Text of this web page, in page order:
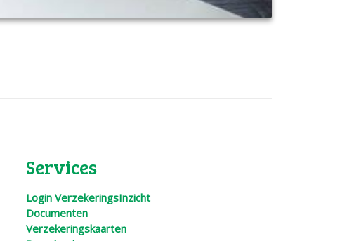
Services
Login VerzekeringsInzicht
Documenten
Verzekeringskaarten